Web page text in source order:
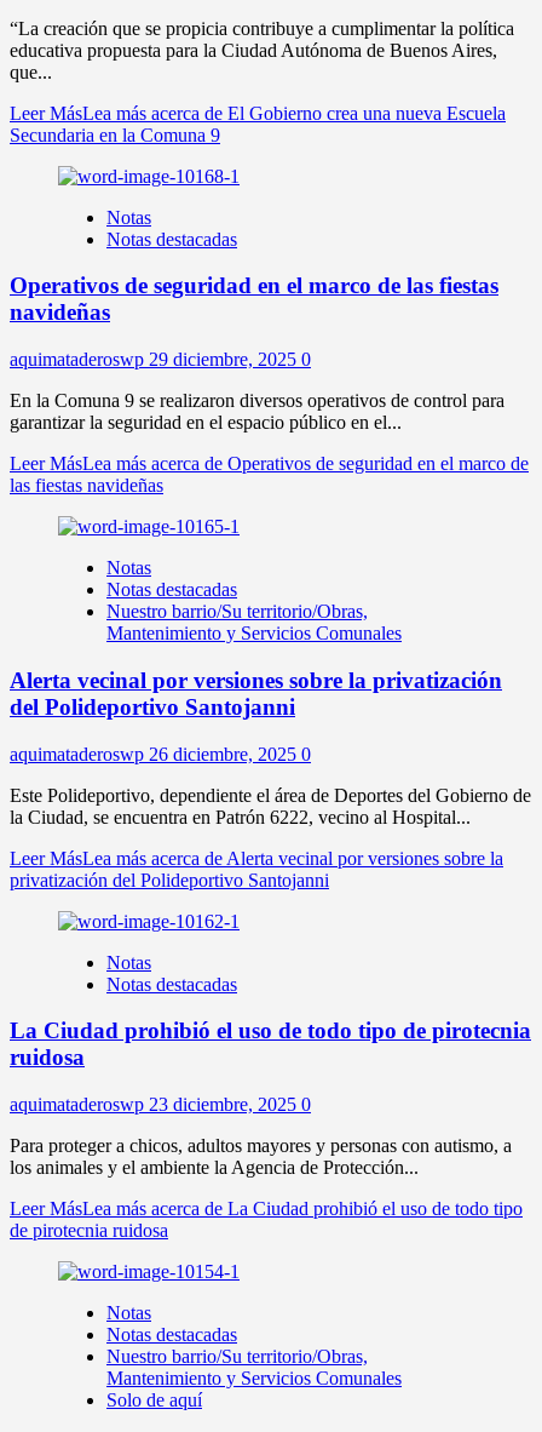
“La creación que se propicia contribuye a cumplimentar la política
educativa propuesta para la Ciudad Autónoma de Buenos Aires,
que...
Leer MásLea más acerca de El Gobierno crea una nueva Escuela
Secundaria en la Comuna 9
Notas
Notas destacadas
Operativos de seguridad en el marco de las fiestas
navideñas
aquimataderoswp 29 diciembre, 2025 0
En la Comuna 9 se realizaron diversos operativos de control para
garantizar la seguridad en el espacio público en el...
Leer MásLea más acerca de Operativos de seguridad en el marco de
las fiestas navideñas
Notas
Notas destacadas
Nuestro barrio/Su territorio/Obras,
Mantenimiento y Servicios Comunales
Alerta vecinal por versiones sobre la privatización
del Polideportivo Santojanni
aquimataderoswp 26 diciembre, 2025 0
Este Polideportivo, dependiente el área de Deportes del Gobierno de
la Ciudad, se encuentra en Patrón 6222, vecino al Hospital...
Leer MásLea más acerca de Alerta vecinal por versiones sobre la
privatización del Polideportivo Santojanni
Notas
Notas destacadas
La Ciudad prohibió el uso de todo tipo de pirotecnia
ruidosa
aquimataderoswp 23 diciembre, 2025 0
Para proteger a chicos, adultos mayores y personas con autismo, a
los animales y el ambiente la Agencia de Protección...
Leer MásLea más acerca de La Ciudad prohibió el uso de todo tipo
de pirotecnia ruidosa
Notas
Notas destacadas
Nuestro barrio/Su territorio/Obras,
Mantenimiento y Servicios Comunales
Solo de aquí